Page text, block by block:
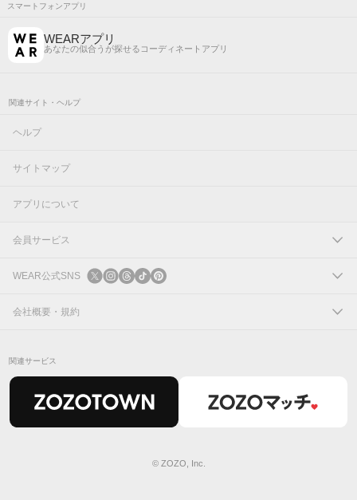
スマートフォンアプリ
WEARアプリ
あなたの似合うが探せるコーディネートアプリ
関連サイト・ヘルプ
ヘルプ
サイトマップ
アプリについて
会員サービス
ログイン
新規会員登録
WEAR公式SNS
X
会社概要・規約
関連サービス
© ZOZO, Inc.